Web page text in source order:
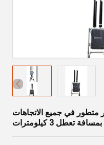
متطور في جميع الاتجاهات
بمسافة تعطل 3 كيلومترات